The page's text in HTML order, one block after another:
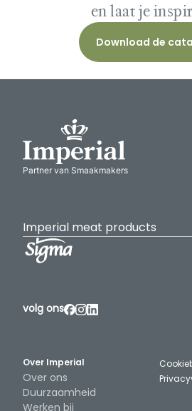
en laat je
Download de
Partner van Smaakmakers
Imperial meat products
Over Imperial
Over ons
Duurzaamheid
Werken bij
volg ons